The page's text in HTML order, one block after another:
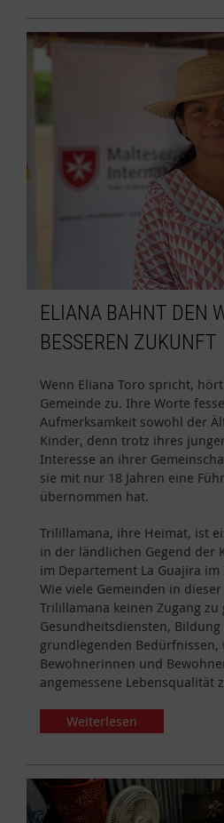
ELIANA BAHNT DEN
BESSEREN ZUKUNFT
Wenn Eliana Toro spricht,
Gemeinde zu. Ihre Worte
Aufmerksamkeit sowohl der
Kinder, denn trotz ihres
Interesse an ihrer
sie mit nur 18 Jahren eine
übernommen hat.
Trilillamana, ihre Heimat, ist
in der ländlichen Gegend der
im Departement La Guajira
Wie viele Gemeinden in
Trilillamana keinen Zugang
Gesundheitsdiensten,
grundlegenden Bedürfnissen,
Bewohnerinnen und
angemessene Lebensqualität
Weiterlesen